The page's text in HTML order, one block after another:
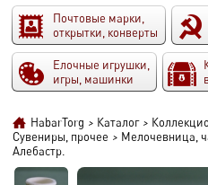
Почтовые марки,
открытки, конверты
Елочные игрушки,
игры, машинки
HabarTorg > Каталог >
Сувениры, прочее > Мелочевница,
Алебастр.